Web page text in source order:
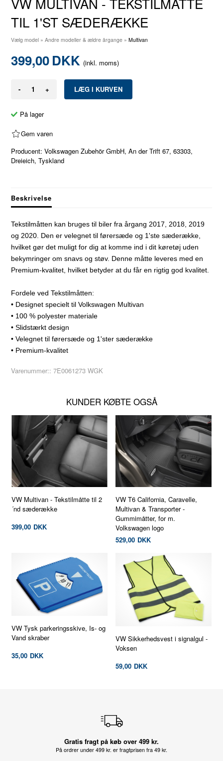
TIL 1'ST SÆDERÆKKE
Vælg model »Andre modeller & ældre årgange »Multivan
399,00DKK (inkl. moms)
- +
På lager
Gem varen
Producent: Volkswagen Zubehör GmbH, An der Trift 67, 63303,
Dreieich, Tyskland
Beskrivelse
Tekstilmåtten kan bruges til biler fra årgang 2017, 2018, 2019
og 2020. Den er velegnet til førersæde og 1'ste sæderække,
hvilket gør det muligt for dig at komme ind i dit køretøj uden
bekymringer om snavs og støv. Denne måtte leveres med en
Premium-kvalitet, hvilket betyder at du får en rigtig god kvalitet.
Fordele ved Tekstilmåtten:
• Designet specielt til Volkswagen Multivan
• 100 % polyester materiale
• Slidstærkt design
• Velegnet til førersæde og 1'ster sæderække
• Premium-kvalitet
Varenummer::7E0061273 WGK
KUNDER KØBTE OGSÅ
VW Multivan - Tekstilmåtte til 2
´nd sæderække
399,00 DKK
VW T6 California, Caravelle,
Multivan & Transporter -
Gummimåtter, for m.
Volkswagen logo
529,00 DKK
VW Tysk parkeringsskive, Is- og
Vand skraber
35,00 DKK
VW Sikkerhedsvest i signalgul -
Voksen
59,00 DKK
Gratis fragt på køb over 499 kr.
På ordrer under 499 kr. er fragtprisen fra 49 kr.